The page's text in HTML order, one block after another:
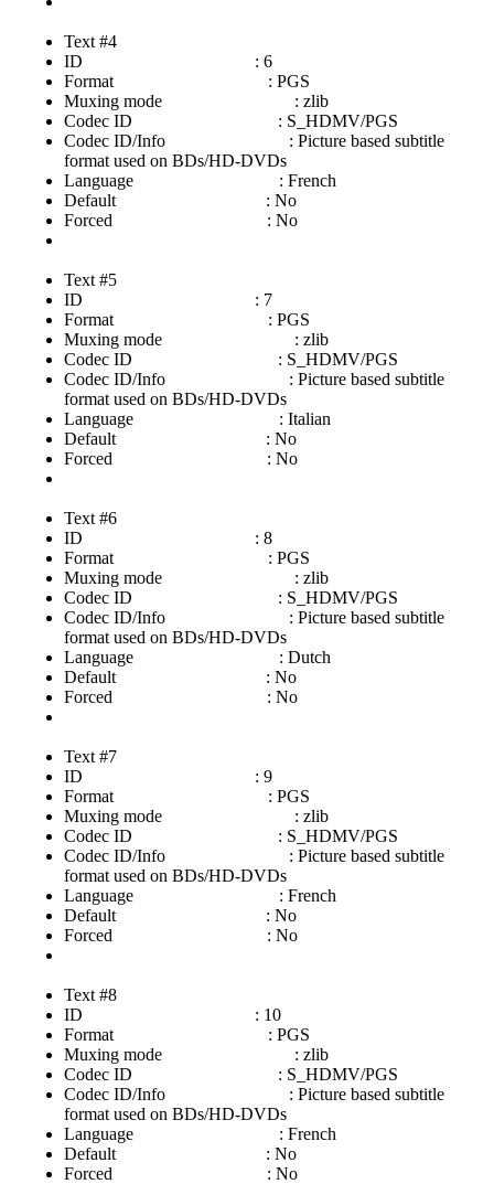
Text #4
ID : 6
Format : PGS
Muxing mode : zlib
Codec ID : S_HDMV/PGS
Codec ID/Info : Picture based subtitle
format used on BDs/HD-DVDs
Language : French
Default : No
Forced : No
Text #5
ID : 7
Format : PGS
Muxing mode : zlib
Codec ID : S_HDMV/PGS
Codec ID/Info : Picture based subtitle
format used on BDs/HD-DVDs
Language : Italian
Default : No
Forced : No
Text #6
ID : 8
Format : PGS
Muxing mode : zlib
Codec ID : S_HDMV/PGS
Codec ID/Info : Picture based subtitle
format used on BDs/HD-DVDs
Language : Dutch
Default : No
Forced : No
Text #7
ID : 9
Format : PGS
Muxing mode : zlib
Codec ID : S_HDMV/PGS
Codec ID/Info : Picture based subtitle
format used on BDs/HD-DVDs
Language : French
Default : No
Forced : No
Text #8
ID : 10
Format : PGS
Muxing mode : zlib
Codec ID : S_HDMV/PGS
Codec ID/Info : Picture based subtitle
format used on BDs/HD-DVDs
Language : French
Default : No
Forced : No